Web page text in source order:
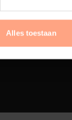
Alles toestaan
tot